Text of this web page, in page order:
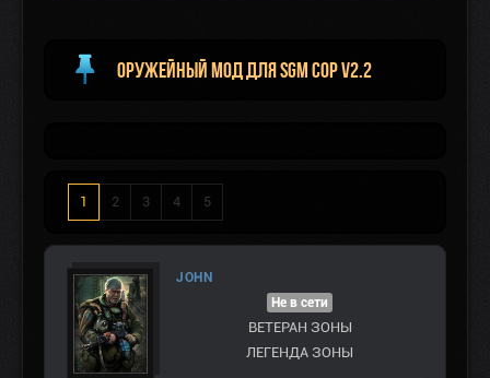
Оружейный мод для Sgm Cop v2.2
1 2 3 4 5
JOHN
Не в сети
ВЕТЕРАН ЗOНЫ
ЛЕГЕНДА ЗОНЫ